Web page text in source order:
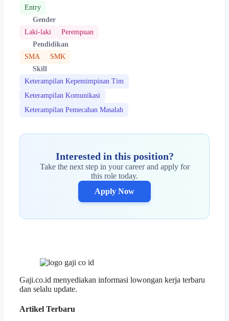
Entry
Gender
Laki-laki
Perempuan
Pendidikan
SMA
SMK
Skill
Keterampilan Kepemimpinan Tim
Keterampilan Komunikasi
Keterampilan Pemecahan Masalah
Interested in this position?
Take the next step in your career and apply for
this role today.
Apply Now
Gaji.co.id menyediakan informasi lowongan kerja terbaru
dan selalu update.
Artikel Terbaru